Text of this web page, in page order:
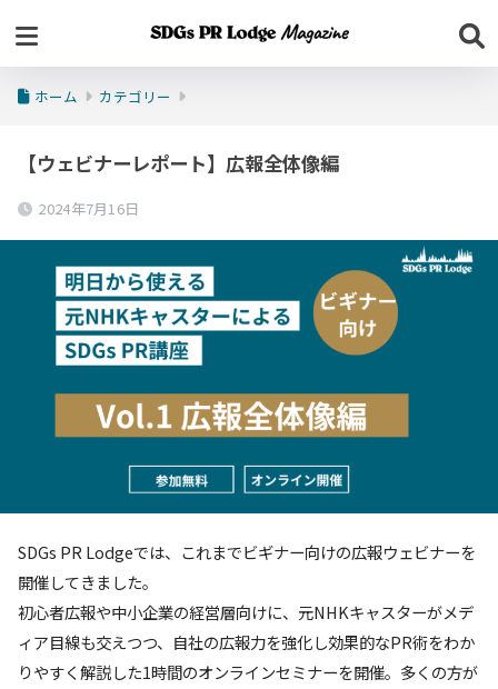
ホーム カテゴリー
【ウェビナーレポート】広報全体像編
2024年7月16日
SDGs PR Lodgeでは、これまでビギナー向けの広報ウェビナーを
開催してきました。
初心者広報や中小企業の経営層向けに、元NHKキャスターがメデ
ィア目線も交えつつ、自社の広報力を強化し効果的なPR術をわか
りやすく解説した1時間のオンラインセミナーを開催。多くの方が